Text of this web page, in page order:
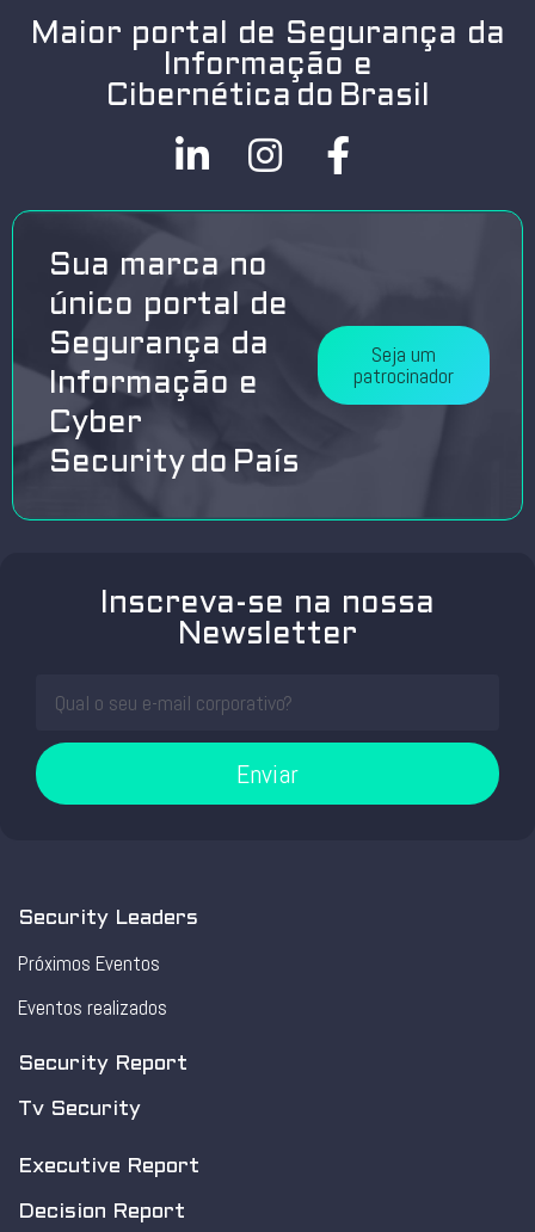
Maior portal de Segurança da
Informação e
Cibernética do Brasil
Sua marca no
único portal de
Segurança da
Informação e
Cyber
Security do País
Seja um
patrocinador
Inscreva-se na nossa
Newsletter
Enviar
Security Leaders
Próximos Eventos
Eventos realizados
Security Report
Tv Security
Executive Report
Decision Report